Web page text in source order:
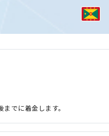
でに着金します。